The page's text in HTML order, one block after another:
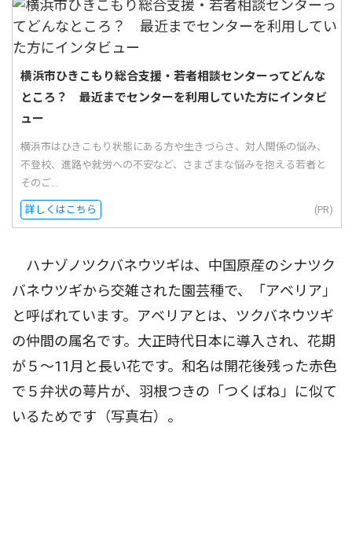
横浜市ひきこもり総合支援・若者相談センターってどんな
ところ？ 最近までセンターを利用していた方にインタビ
ュー
横浜市はひきこもり状態にある方や生きづらさ、対人関係の悩み、
不登校、進路や就労への不安など、さまざまな悩みを抱える若者と
そのご...
詳しくはこちら (PR)
ハナゾノツクバネウツギは、中国原産のシナツク
バネウツギから交雑された園芸種で、「アベリア」
と呼ばれています。アベリアとは、ツクバネウツギ
の仲間の属名です。大正時代日本に導入され、花期
が５〜11月と長い花です。和名は開花後残った赤色
で５弁状の萼片が、羽根つきの「つくばね」に似て
いるためです（写真右）。